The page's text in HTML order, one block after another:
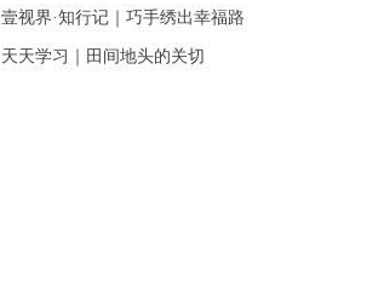
壹视界·知行记｜巧手绣出幸福路
天天学习｜田间地头的关切